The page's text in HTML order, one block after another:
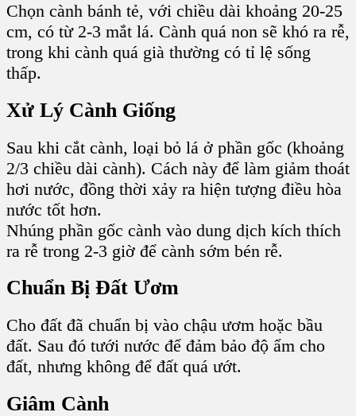
Chọn cành bánh tẻ, với chiều dài khoảng 20-25
cm, có từ 2-3 mắt lá. Cành quá non sẽ khó ra rễ,
trong khi cành quá già thường có tỉ lệ sống
thấp.
Xử Lý Cành Giống
Sau khi cắt cành, loại bỏ lá ở phần gốc (khoảng
2/3 chiều dài cành). Cách này để làm giảm thoát
hơi nước, đồng thời xảy ra hiện tượng điều hòa
nước tốt hơn.
Nhúng phần gốc cành vào dung dịch kích thích
ra rễ trong 2-3 giờ để cành sớm bén rễ.
Chuẩn Bị Đất Ươm
Cho đất đã chuẩn bị vào chậu ươm hoặc bầu
đất. Sau đó tưới nước để đảm bảo độ ẩm cho
đất, nhưng không để đất quá ướt.
Giâm Cành